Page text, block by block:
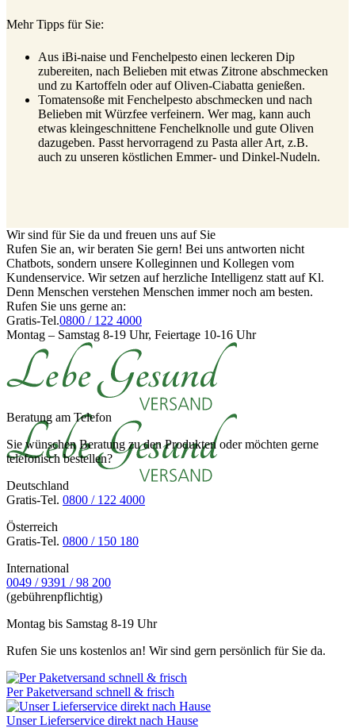
Mehr Tipps für Sie:
Aus iBi-naise und Fenchelpesto einen leckeren Dip
zubereiten, nach Belieben mit etwas Zitrone abschmecken
und zu Kartoffeln oder auf Oliven-Ciabatta genießen.
Tomatensoße mit Fenchelpesto abschmecken und nach
Belieben mit Würzfee verfeinern. Wer mag, kann auch
etwas kleingeschnittene Fenchelknolle und gute Oliven
dazugeben. Passt hervorragend zu Pasta aller Art, z.B.
auch zu unseren köstlichen Emmer- und Dinkel-Nudeln.
Wir sind für Sie da und freuen uns auf Sie
Rufen Sie an, wir beraten Sie gern! Bei uns antworten nicht
Chatbots, sondern unsere Kolleginnen und Kollegen vom
Kundenservice. Wir setzen auf herzliche Intelligenz statt auf Kl.
Denn Menschen verstehen Menschen immer noch am besten.
Rufen Sie uns gerne an:
Gratis-Tel.0800 / 122 4000
Montag – Samstag 8-19 Uhr, Feiertage 10-16 Uhr
Beratung am Telefon
Sie wünschen Beratung zu den Produkten oder möchten gerne
telefonisch bestellen?
Deutschland
Gratis-Tel. 0800 / 122 4000
Österreich
Gratis-Tel. 0800 / 150 180
International
0049 / 9391 / 98 200
(gebührenpflichtig)
Montag bis Samstag 8-19 Uhr
Rufen Sie uns kostenlos an! Wir sind gern persönlich für Sie da.
Per Paketversand schnell & frisch
Unser Lieferservice direkt nach Hause